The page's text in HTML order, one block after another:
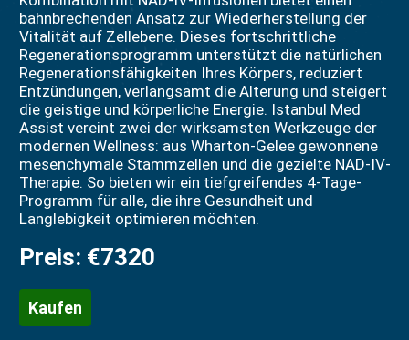
bahnbrechenden Ansatz zur Wiederherstellung der
Vitalität auf Zellebene. Dieses fortschrittliche
Regenerationsprogramm unterstützt die natürlichen
Regenerationsfähigkeiten Ihres Körpers, reduziert
Entzündungen, verlangsamt die Alterung und steigert
die geistige und körperliche Energie. Istanbul Med
Assist vereint zwei der wirksamsten Werkzeuge der
modernen Wellness: aus Wharton-Gelee gewonnene
mesenchymale Stammzellen und die gezielte NAD-IV-
Therapie. So bieten wir ein tiefgreifendes 4-Tage-
Programm für alle, die ihre Gesundheit und
Langlebigkeit optimieren möchten.
Preis: €7320
Kaufen